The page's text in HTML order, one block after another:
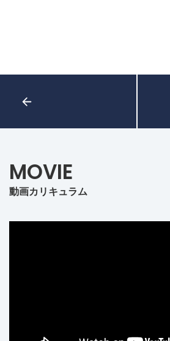
MOVIE
動画カリキュラム